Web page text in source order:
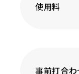
使用料
事前打合